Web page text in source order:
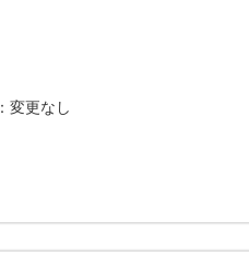
変更なし